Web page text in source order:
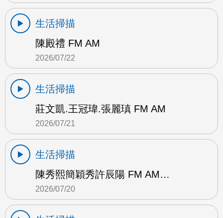
生活掃描
陳殿禮 FM AM
2026/07/22
生活掃描
莊文凱.王冠瑋.張麗瑱 FM AM
2026/07/21
生活掃描
陳秀熙簡穎秀許辰陽 FM AM…
2026/07/20